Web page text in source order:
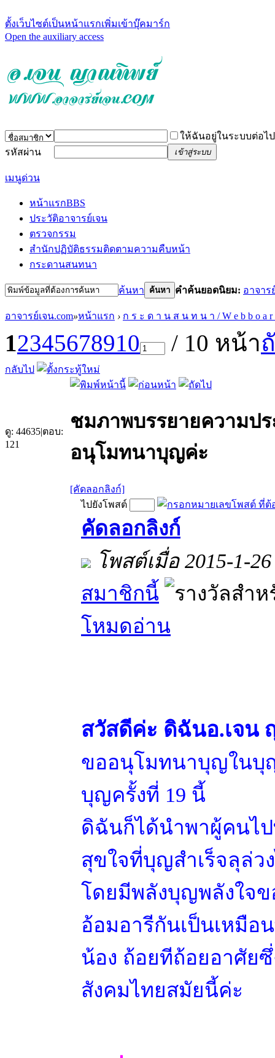
ตั้งเว็บไซต์เป็นหน้าแรกเพิ่มเข้าบุ๊คมาร์ก
Open the auxiliary access
ให้ฉันอยู่ในระบบต่อไป
รหัสผ่าน
เข้าสู่ระบบ
เมนูด่วน
หน้าแรกBBS
ประวัติอาจารย์เจน
ตรวจกรรม
สำนักปฏิบัติธรรมติดตามความคืบหน้า
กระดานสนทนา
ค้นหา ค้นหา คำค้นยอดนิยม: อาจาร
อาจารย์เจน.com»หน้าแรก › ก ร ะ ด า น ส น ท น า / W e b b o a r
12345678910 / 10 หน้า
กลับไป
ดู: 44635|ตอบ:
121
ชมภาพบรรยายความป
อนุโมทนาบุญค่ะ
[คัดลอกลิงก์]
ไปยังโพสต์
คัดลอกลิงก์
โพสต์เมื่อ 2015-1-
สมาชิกนี้
โหมดอ่าน
สวัสดีค่ะ ดิฉันอ.เจน
ขออนุโมทนาบุญในบุ
บุญครั้งที่ 19 นี้
ดิฉันก็ได้นำพาผู้คนไ
สุขใจที่บุญสำเร็จลุล่ว
โดยมีพลังบุญพลังใจ
อ้อมอารีกันเป็นเหมือ
น้อง ถ้อยทีถ้อยอาศัย
สังคมไทยสมัยนี้ค่ะ